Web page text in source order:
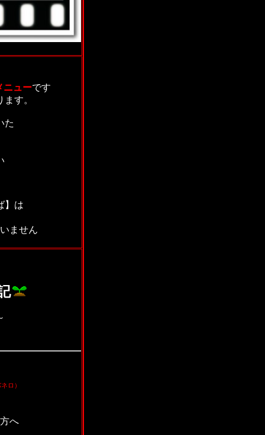
ニューです
す。
た
】は
ません
ロ）
へ